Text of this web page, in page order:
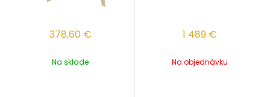
378,60 €
Na sklade
1 489 €
Na objednávku